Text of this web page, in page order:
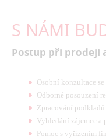
S NÁMI
Postup při prodeji
Osobní konzultace
Odborné posouzení
Zpracování
Vyhledání zájemce
Pomoc s vyřízením